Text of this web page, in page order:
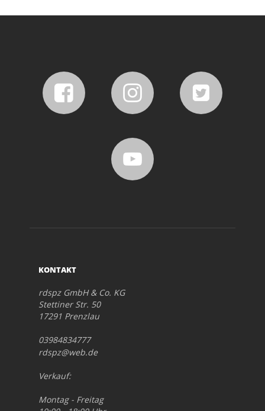
KONTAKT
rdspz GmbH & Co. KG
Stettiner Str. 50
17291 Prenzlau
03984834777
rdspz@web.de
Verkauf:
Montag - Freitag